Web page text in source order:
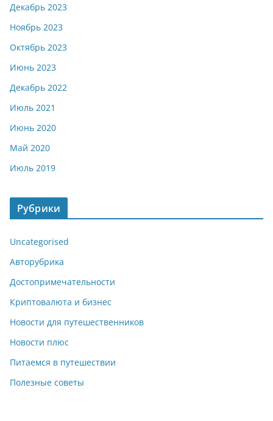
Декабрь 2023
Ноябрь 2023
Октябрь 2023
Июнь 2023
Декабрь 2022
Июль 2021
Июнь 2020
Май 2020
Июль 2019
Рубрики
Uncategorised
Авторубрика
Достопримечательности
Криптовалюта и бизнес
Новости для путешественников
Новости плюс
Питаемся в путешествии
Полезные советы